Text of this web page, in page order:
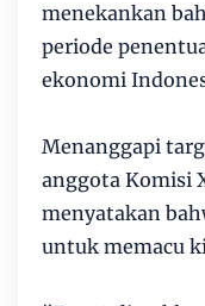
menekankan
periode
ekonomi
Menanggapi
anggota Komisi
menyatakan
untuk memacu